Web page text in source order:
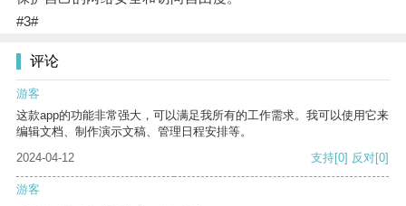
#3#
评论
游客
这款app的功能非常强大，可以满足我所有的工作需求。我可以使用它来
编辑文档、制作演示文稿、管理日程安排等。
2024-04-12
支持[0] 反对[0]
游客